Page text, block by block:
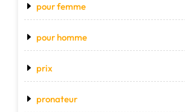
pour femme
pour homme
prix
pronateur